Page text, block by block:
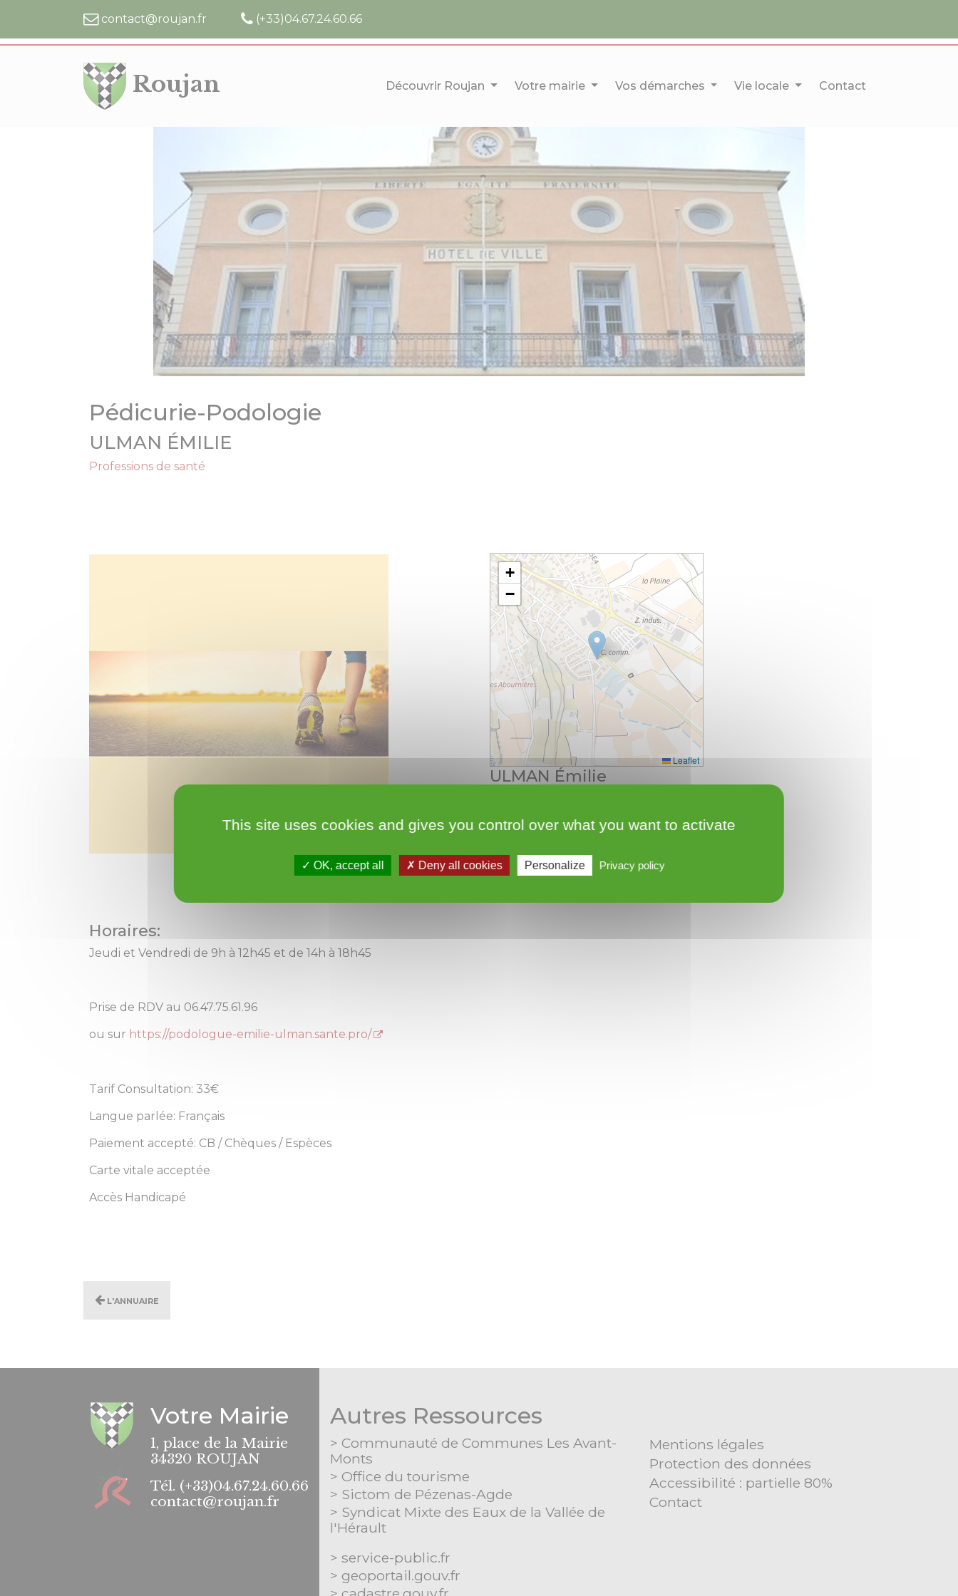
contact@roujan.fr (+33)04.67.24.60.66
Roujan Découvrir Roujan Votre mairie Vos démarches Vie locale Contact
Pédicurie-Podologie
ULMAN ÉMILIE
Professions de santé
+
−
Leaflet
ULMAN Émilie
34320 Roujan
06.47.75.61.96
https://podologue-emilie-ulman.sante.pro/
Horaires:
Jeudi et Vendredi de 9h à 12h45 et de 14h à 18h45
Prise de RDV au 06.47.75.61.96
ou sur https://podologue-emilie-ulman.sante.pro/
Tarif Consultation: 33€
Langue parlée: Français
Paiement accepté: CB / Chèques / Espèces
Carte vitale acceptée
Accès Handicapé
L'annuaire
Votre Mairie
1, place de la Mairie
34320 ROUJAN
Tél. (+33)04.67.24.60.66
contact@roujan.fr
Autres Ressources
Communauté de Communes Les Avant-
Monts
Office du tourisme
Sictom de Pézenas-Agde
Syndicat Mixte des Eaux de la Vallée de
l'Hérault
Séparateur
service-public.fr
geoportail.gouv.fr
Mentions légales
Protection des données
Accessibilité : partielle 80%
Contact
This site uses cookies and gives you control over what you want to activate
OK, accept all Deny all cookies Personalize Privacy policy